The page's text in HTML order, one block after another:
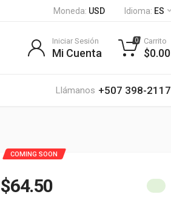
Moneda: USD Idioma: ES
Llámanos +507 398-2117
Iniciar Sesión
Mi Cuenta
0 Carrito
$0.00
COMING SOON
$64.50